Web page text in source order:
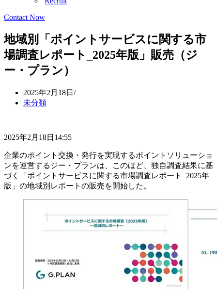
Contact Now
地域別「ポイントサービスに関する市
場調査レポート_2025年版」販売（ジ
ー・プラン）
2025年2月18日
未分類
2025年2月18日14:55
企業のポイント交換・発行を実現するポイントソリューショ
ンを運営するジー・プランは、このほど、独自調査結果に基
づく「ポイントサービスに関する市場調査レポート_2025年
版」の地域別レポートの販売を開始した。